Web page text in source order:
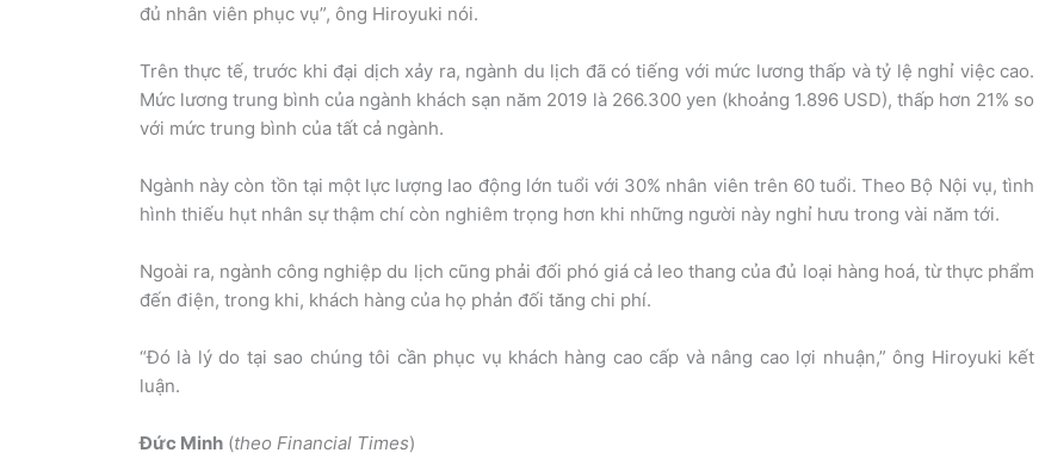
đủ nhân viên phục vụ”, ông Hiroyuki nói.
Trên thực tế, trước khi đại dịch xảy ra, ngành du lịch đã có tiếng với mức lương thấp và tỷ lệ nghỉ việc cao.
Mức lương trung bình của ngành khách sạn năm 2019 là 266.300 yen (khoảng 1.896 USD), thấp hơn 21% so
với mức trung bình của tất cả ngành.
Ngành này còn tồn tại một lực lượng lao động lớn tuổi với 30% nhân viên trên 60 tuổi. Theo Bộ Nội vụ, tình
hình thiếu hụt nhân sự thậm chí còn nghiêm trọng hơn khi những người này nghỉ hưu trong vài năm tới.
Ngoài ra, ngành công nghiệp du lịch cũng phải đối phó giá cả leo thang của đủ loại hàng hoá, từ thực phẩm
đến điện, trong khi, khách hàng của họ phản đối tăng chi phí.
“Đó là lý do tại sao chúng tôi cần phục vụ khách hàng cao cấp và nâng cao lợi nhuận,” ông Hiroyuki kết
luận.
Đức Minh (theo Financial Times)